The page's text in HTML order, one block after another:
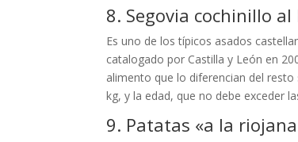
8. Segovia cochinillo
Es uno de los típicos asados
catalogado por Castilla y León en
alimento que lo diferencian del
kg, y la edad, que no debe exceder
9. Patatas «a la